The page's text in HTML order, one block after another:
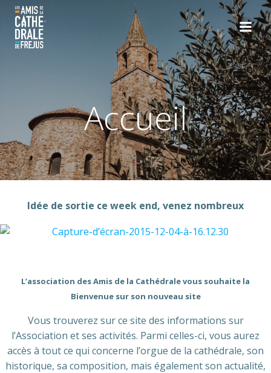
Aller
au
contenu
Accueil
Idée de sortie ce week end, venez nombreux
L’association des Amis de la Cathédrale vous souhaite la
Bienvenue sur son nouveau site
Vous trouverez sur ce site des informations sur
l’Association et ses activités. Parmi celles-ci, vous aurez
accès à tout ce qui concerne l’orgue de la cathédrale, son
historique, sa composition, mais également son actualité,